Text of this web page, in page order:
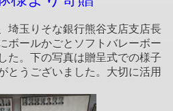
埼玉りそな銀行熊谷支店支店長
ボールかごとソフトバレーボー
た。下の写真は贈呈式での様子
とうございました。大切に活用